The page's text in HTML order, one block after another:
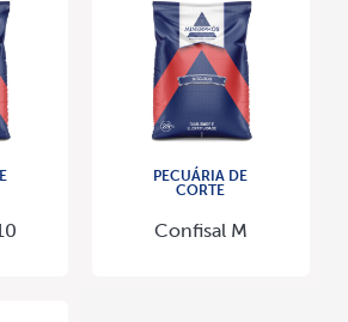
PECUÁRIA DE
CORTE
Confisal M